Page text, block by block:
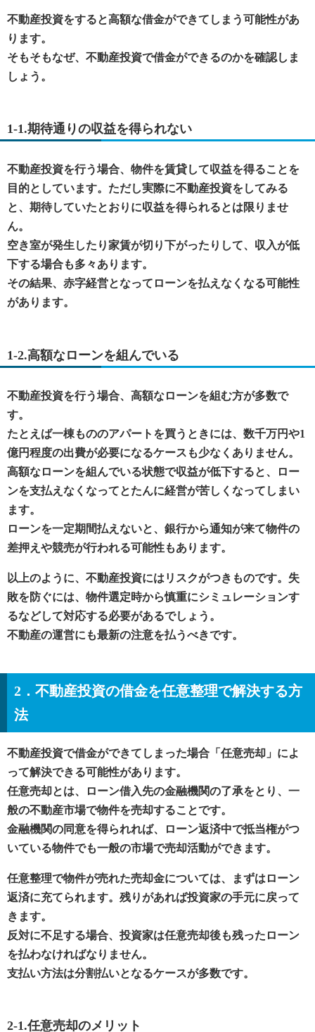
不動産投資をすると高額な借金ができてしまう可能性があ
ります。
そもそもなぜ、不動産投資で借金ができるのかを確認しま
しょう。
1-1.期待通りの収益を得られない
不動産投資を行う場合、物件を賃貸して収益を得ることを
目的としています。ただし実際に不動産投資をしてみる
と、期待していたとおりに収益を得られるとは限りませ
ん。
空き室が発生したり家賃が切り下がったりして、収入が低
下する場合も多々あります。
その結果、赤字経営となってローンを払えなくなる可能性
があります。
1-2.高額なローンを組んでいる
不動産投資を行う場合、高額なローンを組む方が多数で
す。
たとえば一棟もののアパートを買うときには、数千万円や1
億円程度の出費が必要になるケースも少なくありません。
高額なローンを組んでいる状態で収益が低下すると、ロー
ンを支払えなくなってとたんに経営が苦しくなってしまい
ます。
ローンを一定期間払えないと、銀行から通知が来て物件の
差押えや競売が行われる可能性もあります。
以上のように、不動産投資にはリスクがつきものです。失
敗を防ぐには、物件選定時から慎重にシミュレーションす
るなどして対応する必要があるでしょう。
不動産の運営にも最新の注意を払うべきです。
2．不動産投資の借金を任意整理で解決する方
法
不動産投資で借金ができてしまった場合「任意売却」によ
って解決できる可能性があります。
任意売却とは、ローン借入先の金融機関の了承をとり、一
般の不動産市場で物件を売却することです。
金融機関の同意を得られれば、ローン返済中で抵当権がつ
いている物件でも一般の市場で売却活動ができます。
任意整理で物件が売れた売却金については、まずはローン
返済に充てられます。残りがあれば投資家の手元に戻って
きます。
反対に不足する場合、投資家は任意売却後も残ったローン
を払わなければなりません。
支払い方法は分割払いとなるケースが多数です。
2-1.任意売却のメリット